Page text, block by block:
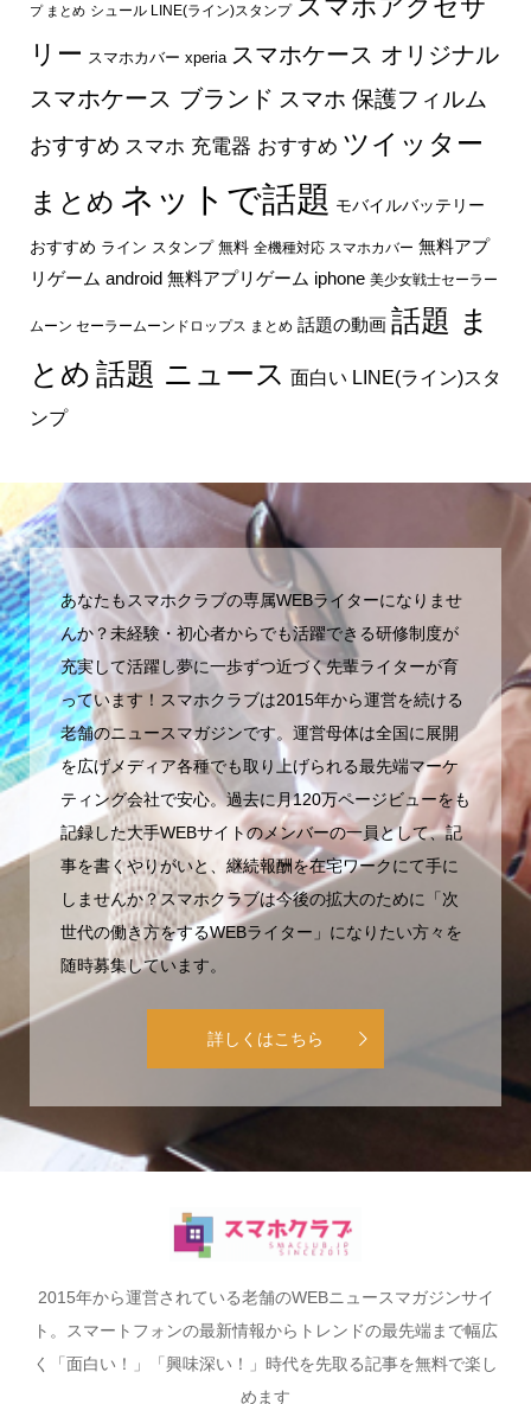
プ まとめ シュール LINE(ライン)スタンプ スマホアクセサ
リー スマホカバー xperia スマホケース オリジナル
スマホケース ブランド スマホ 保護フィルム
おすすめ スマホ 充電器 おすすめ ツイッター
まとめ ネットで話題 モバイルバッテリー
おすすめ ライン スタンプ 無料 全機種対応 スマホカバー 無料アプ
リゲーム android 無料アプリゲーム iphone 美少女戦士セーラー
ムーン セーラームーンドロップス まとめ 話題の動画 話題 ま
とめ 話題 ニュース 面白い LINE(ライン)スタ
ンプ
あなたもスマホクラブの専属WEBライターになりませ
んか？未経験・初心者からでも活躍できる研修制度が
充実して活躍し夢に一歩ずつ近づく先輩ライターが育
っています！スマホクラブは2015年から運営を続ける
老舗のニュースマガジンです。運営母体は全国に展開
を広げメディア各種でも取り上げられる最先端マーケ
ティング会社で安心。過去に月120万ページビューをも
記録した大手WEBサイトのメンバーの一員として、記
事を書くやりがいと、継続報酬を在宅ワークにて手に
しませんか？スマホクラブは今後の拡大のために「次
世代の働き方をするWEBライター」になりたい方々を
随時募集しています。
詳しくはこちら
2015年から運営されている老舗のWEBニュースマガジンサイ
ト。スマートフォンの最新情報からトレンドの最先端まで幅広
く「面白い！」「興味深い！」時代を先取る記事を無料で楽し